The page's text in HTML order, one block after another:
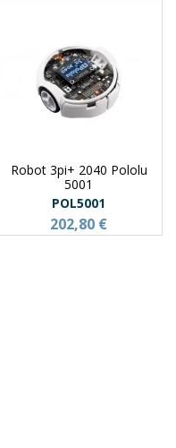
Robot 3pi+ 2040 Pololu
5001
POL5001
202,80 €